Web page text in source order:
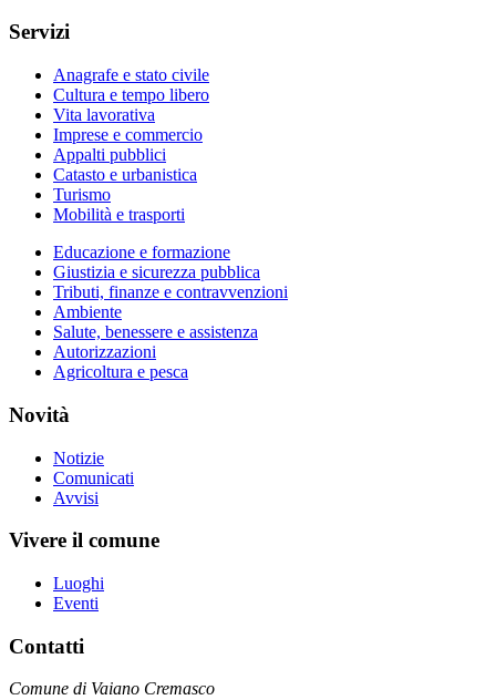
Servizi
Anagrafe e stato civile
Cultura e tempo libero
Vita lavorativa
Imprese e commercio
Appalti pubblici
Catasto e urbanistica
Turismo
Mobilità e trasporti
Educazione e formazione
Giustizia e sicurezza pubblica
Tributi, finanze e contravvenzioni
Ambiente
Salute, benessere e assistenza
Autorizzazioni
Agricoltura e pesca
Novità
Notizie
Comunicati
Avvisi
Vivere il comune
Luoghi
Eventi
Contatti
Comune di Vaiano Cremasco